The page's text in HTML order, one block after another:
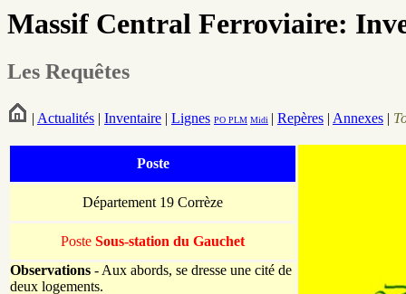
Massif Central Ferroviaire:
Les Requêtes
| Actualités | Inventaire | Lignes PO PLM Midi | Repères | Annexes |
Poste
Département 19 Corrèze
Poste Sous-station du Gauchet
Observations - Aux abords, se dresse une cité de
deux logements.